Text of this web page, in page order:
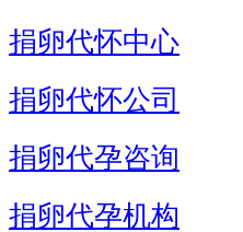
捐卵代怀中心
捐卵代怀公司
捐卵代孕咨询
捐卵代孕机构